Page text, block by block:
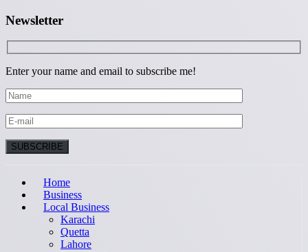
Newsletter
Enter your name and email to subscribe me!
Home
Business
Local Business
Karachi
Quetta
Lahore